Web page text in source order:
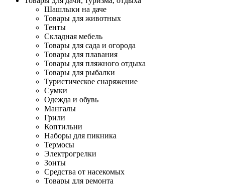
Шашлыки на даче
Товары для животных
Тенты
Складная мебель
Товары для сада и огорода
Товары для плавания
Товары для пляжного отдыха
Товары для рыбалки
Туристическое снаряжение
Сумки
Одежда и обувь
Мангалы
Грили
Коптильни
Наборы для пикника
Термосы
Электрогрелки
Зонты
Средства от насекомых
Товары для ремонта